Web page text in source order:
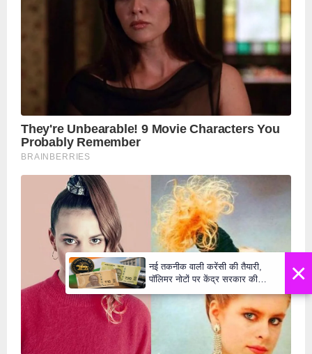
×
नई तकनीक वाली करेंसी की तैयारी,
पॉलिमर नोटों पर केंद्र सरकार की
₹10 और ₹20 के नोट - Daily Lok
Manch PM Modi U